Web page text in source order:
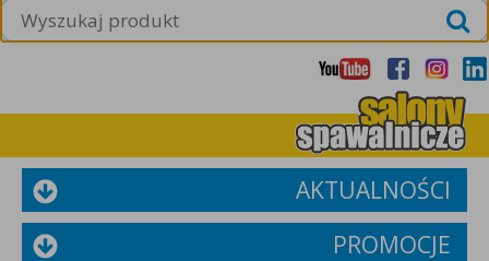
AKTUALNOŚCI
PROMOCJE